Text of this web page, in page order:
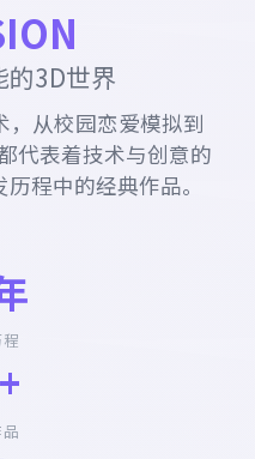
的3D世界
，从校园恋爱模拟到
代表着技术与创意的
程中的经典作品。